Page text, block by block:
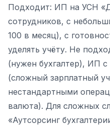
Подходит: ИП на УСН
сотрудников, с
100 в месяц), с
уделять учёту. Не
(нужен бухгалтер), ИП
(сложный зарплатный
нестандартными
валюта). Для сложных
«Аутсорсинг